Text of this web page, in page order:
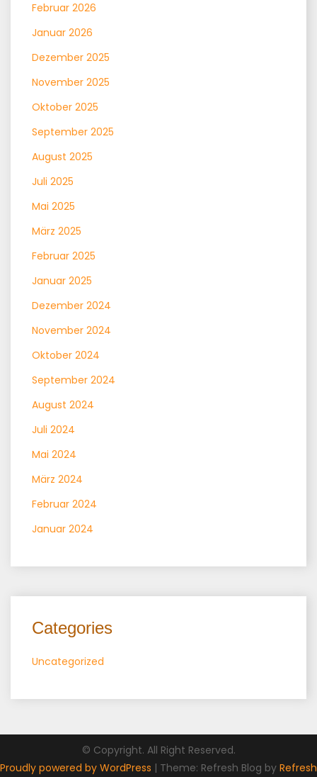
Februar 2026
Januar 2026
Dezember 2025
November 2025
Oktober 2025
September 2025
August 2025
Juli 2025
Mai 2025
März 2025
Februar 2025
Januar 2025
Dezember 2024
November 2024
Oktober 2024
September 2024
August 2024
Juli 2024
Mai 2024
März 2024
Februar 2024
Januar 2024
Categories
Uncategorized
© Copyright. All Right Reserved.
Proudly powered by WordPress | Theme: Refresh Blog by Refresh